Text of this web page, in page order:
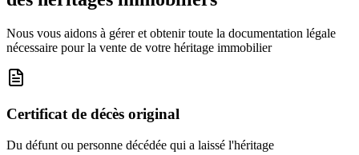
Nous vous aidons à gérer et obtenir toute la documentation légale
nécessaire pour la vente de votre héritage immobilier
Certificat de décès original
Du défunt ou personne décédée qui a laissé l'héritage